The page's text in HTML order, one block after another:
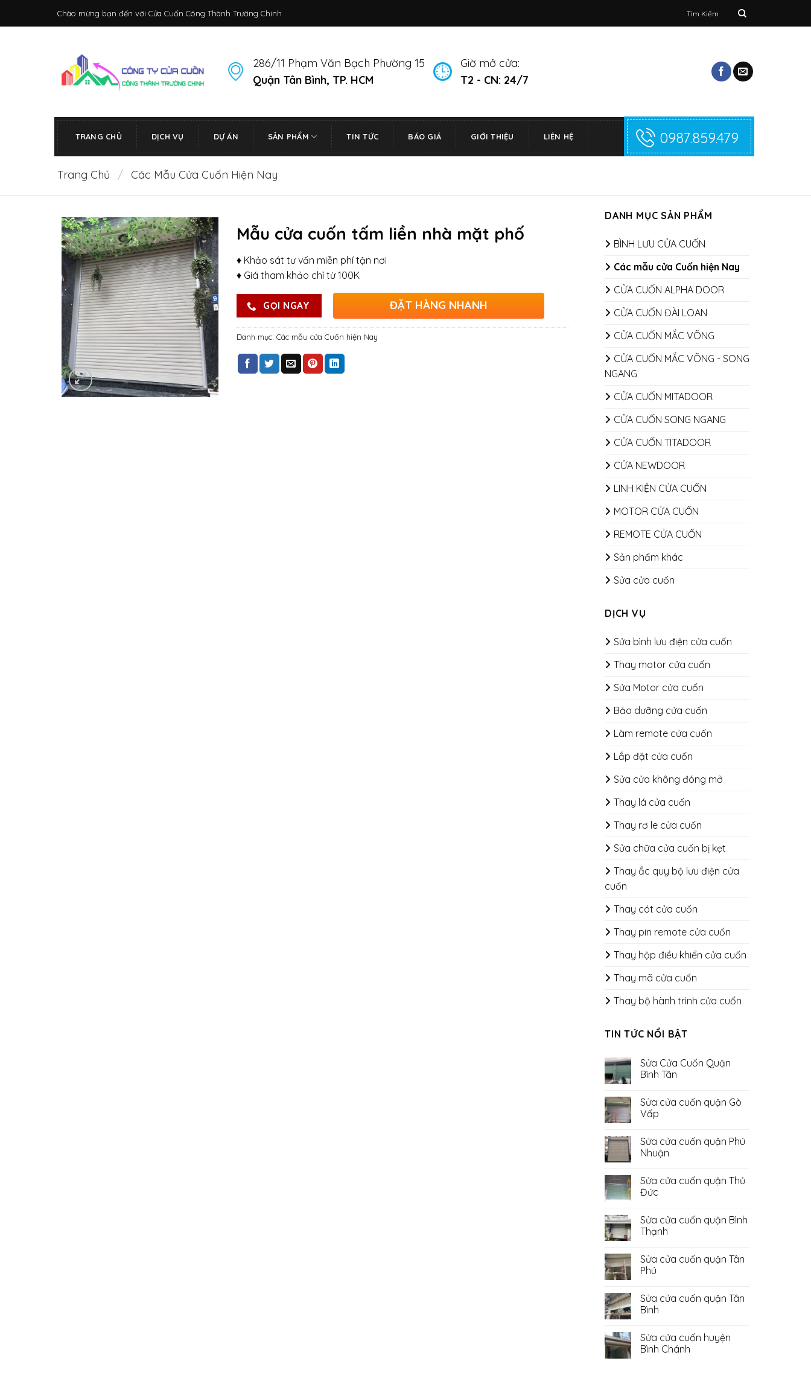
Chào mừng bạn đến với Cửa Cuốn Công Thành Trường Chinh
kiếm:
286/11 Phạm Văn Bạch Phường 15
Quận Tân Bình, TP. HCM
Giờ mở cửa:
T2 - CN: 24/7
TRANG CHỦ DỊCH VỤ DỰ ÁN SẢN PHẨM TIN TỨC BÁO GIÁ GIỚI THIỆU LIÊN HỆ 0987.859.479
Trang Chủ / Các Mẫu Cửa Cuốn Hiện Nay
DANH MỤC SẢN PHẨM
BÌNH LƯU CỬA CUỐN
Các mẫu cửa Cuốn hiện Nay
CỬA CUỐN ALPHA DOOR
CỬA CUỐN ĐÀI LOAN
CỬA CUỐN MẮC VÕNG
CỬA CUỐN MẮC VÕNG - SONG
NGANG
CỬA CUỐN MITADOOR
CỬA CUỐN SONG NGANG
CỬA CUỐN TITADOOR
CỬA NEWDOOR
LINH KIỆN CỬA CUỐN
MOTOR CỬA CUỐN
REMOTE CỬA CUỐN
Sản phẩm khác
Sửa cửa cuốn
DỊCH VỤ
Sửa bình lưu điện cửa cuốn
Thay motor cửa cuốn
Sửa Motor cửa cuốn
Bảo dưỡng cửa cuốn
​​​​​​​Làm remote cửa cuốn
Lắp đặt cửa cuốn
Sửa cửa không đóng mở
Thay lá cửa cuốn
Thay rơ le cửa cuốn
Sửa chữa cửa cuốn bị kẹt
Thay ắc quy bộ lưu điện cửa
cuốn
Thay cót cửa cuốn
Thay pin remote cửa cuốn
Thay hộp điều khiển cửa cuốn
Thay mã cửa cuốn
Thay bộ hành trình cửa cuốn
TIN TỨC NỔI BẬT
Sửa Cửa Cuốn Quận
Bình Tân
bình
luận
ở
Cuốn
Quận
Bình
Sửa cửa cuốn quận Gò
Vấp
bình
luận
ở
cuốn
quận
Gò
Sửa cửa cuốn quận Phú
Nhuận
bình
luận
ở
cuốn
quận
Phú
Sửa cửa cuốn quận Thủ
Đức
bình
luận
ở
cuốn
quận
Thủ
Sửa cửa cuốn quận Bình
Thạnh
bình
luận
ở
cuốn
quận
Bình
Sửa cửa cuốn quận Tân
Phú
bình
luận
ở
cuốn
quận
Tân
Sửa cửa cuốn quận Tân
Bình
bình
luận
ở
Sửa cửa cuốn huyện
Bình Chánh
Mẫu cửa cuốn tấm liền nhà mặt phố
♦ Khảo sát tư vấn miễn phí tận nơi
♦ Giá tham khảo chỉ từ 100K
GỌI NGAY ĐẶT HÀNG NHANH
Danh mục: Các mẫu cửa Cuốn hiện Nay